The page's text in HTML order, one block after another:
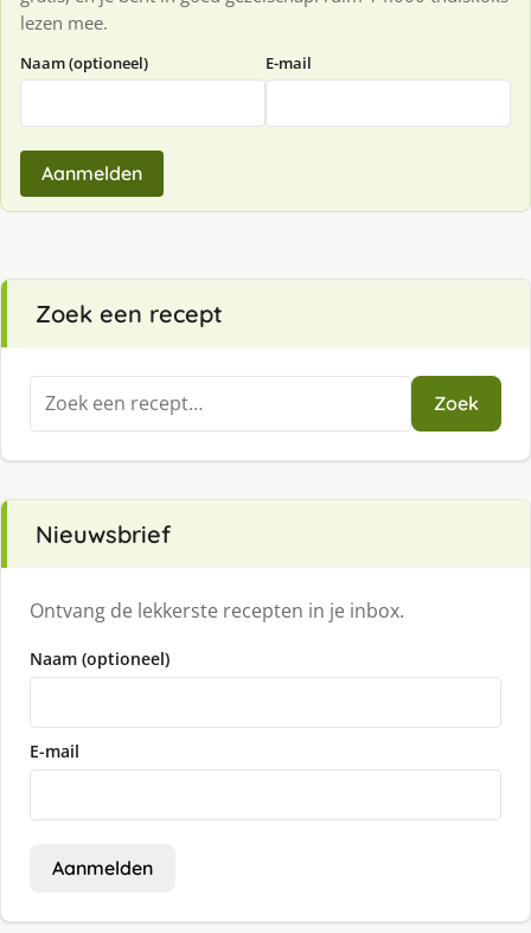
lezen mee.
Naam (optioneel) E-mail
Aanmelden
Zoek een recept
Zoeken
naar:
Zoek
Nieuwsbrief
Ontvang de lekkerste recepten in je inbox.
Naam (optioneel)
E-mail
Aanmelden